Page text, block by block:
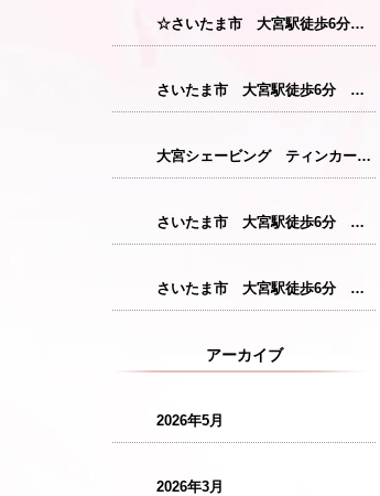
☆さいたま市 大宮駅徒歩6分 レディースシェービング☆
さいたま市 大宮駅徒歩6分 レディースシェービング『産毛をなくすことで花粉症対策につながります！』
大宮シェービング ティンカーベル『クレンジング』
さいたま市 大宮駅徒歩6分 レディースシェービング『仕上がりが格別のシェービングコース』
さいたま市 大宮駅徒歩6分 レディースシェービング『敏感肌の方にも安心パック』
アーカイブ
2026年5月
2026年3月